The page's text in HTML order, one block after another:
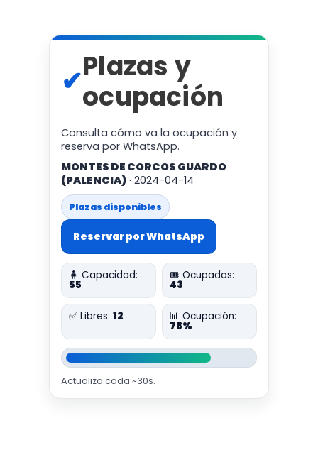
✔Plazas y
ocupación
Consulta cómo va la ocupación y
reserva por WhatsApp.
MONTES DE CORCOS GUARDO
(PALENCIA) · 2024-04-14
Plazas disponibles
Reservar por WhatsApp
🧍 Capacidad:
55
🎟️ Ocupadas:
43
✅ Libres: 12 📊 Ocupación:
78%
Actualiza cada ~30s.